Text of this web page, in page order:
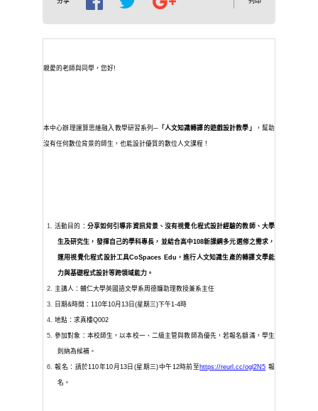
親愛的老師與同學，您好!
本中心辦理運算思維融入教學研習系列─「人文知識轉譯的遊戲設計教學」 ，幫助
沒有任何數位背景的師生，也能設計優質的數位人文課程！
活動目的： 分享如何引導非資訊背景、沒有視覺化程式設計經驗的教師、大學
生及研究生，發揮自己的學科專長，並結合高中108新課綱多元選修之需求，
運用視覺化程式設計工具CoSpaces Edu ，進行人文知識生產的轉譯文學能
力與基礎程式設計等跨領域能力。
主講人：輔仁大學英國語文學系周德嬚助理教授兼系主任
日期&時間： 110年10月 13 日 (星期三)下午1-4時
地點：求真樓Q002
參加對象 ：本校師生，以本校一、二級主管與教師為優先，若報名額滿，學生
則納為候補。
報名：請於110年10 月13 日 (星期三)中午12時前至 https://reurl.cc/ogl2N5 報
名。